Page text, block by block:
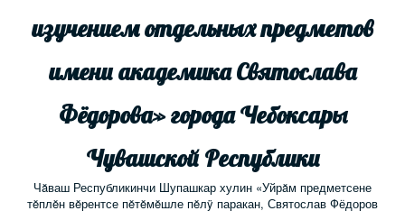
изучением отдельных предметов
имени академика Святослава
Фёдорова» города Чебоксары
Чувашской Республики
Чăваш Республикинчи Шупашкар хулин «Уйрăм предметсене
тĕплĕн вĕрентсе пĕтĕмĕшле пĕлÿ паракан, Святослав Фёдоров